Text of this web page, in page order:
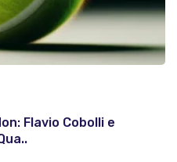
Flavio Cobolli e